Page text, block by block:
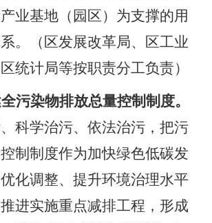
业基地（园区）为支撑的用
。
（区发展改革局、区工业
统计局等按职责分工负责）
全污染物排放总量控制制度。
科学治污、依法治污，把污
制制度作为加快绿色低碳发
化调整、提升环境治理水平
进实施重点减排工程，形成